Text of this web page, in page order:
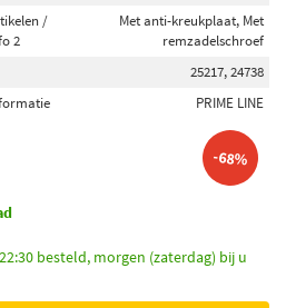
/
2
Met anti-kreukplaat, Met
remzadelschroef
25217, 24738
PRIME LINE
-68%
besteld, morgen (zaterdag) bij u